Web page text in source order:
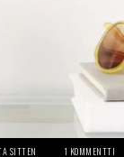
SITTEN 1 KOMMENTTI